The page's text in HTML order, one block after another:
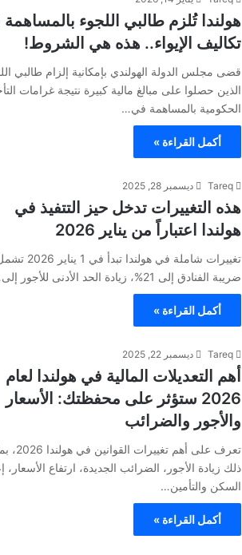
هولندا تُلزم طالبي اللجوء
تكاليف الإيواء.. هذه هي الشروط!
قضى مجلس الدولة الهولندي بإمكانية إلزام طالبي
الذين حصلوا على مبالغ مالية كبيرة نتيجة غرامات
الحكومية بالمساهمة في…
أكمل القراءة »
Tareq ديسمبر 28, 2025
هذه التغييرات تدخل حيز التتفيذ في
هولندا اعتباراً من يناير 2026
تغييرات شاملة في هولندا
ضريبة الفنادق إلى 21%، زيادة الحد الأدنى للأجور إلى…
أكمل القراءة »
Tareq ديسمبر 22, 2025
أهم التعديلات المالية في هولندا لعام
2026 ستؤثر على محفظتك: الأسعار
والأجور والضرائب
تعرف على أهم
ذلك زيادة الأجور، الضرائب الجديدة، ارتفاع الأسعار،
السكن والتأمين…
أكمل القراءة »